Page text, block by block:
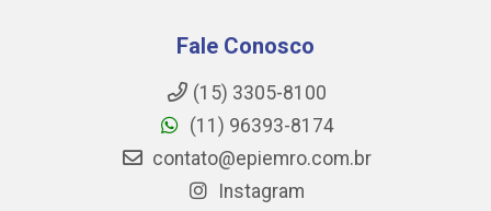
Fale Conosco
(15) 3305-8100
(11) 96393-8174
contato@epiemro.com.br
Instagram